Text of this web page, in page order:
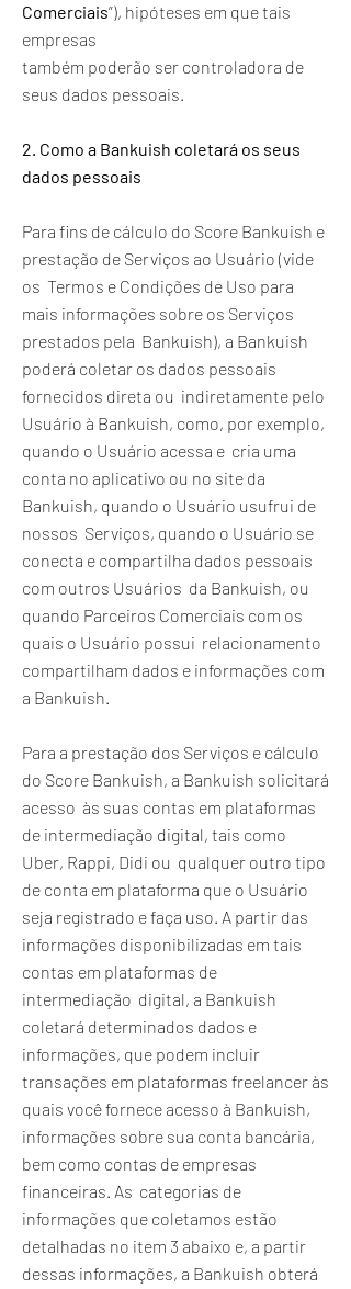
Comerciais”), hipóteses em que tais
empresas
também poderão ser controladora de
seus dados pessoais.
2. Como a Bankuish coletará os seus
dados pessoais
Para fins de cálculo do Score Bankuish e
prestação de Serviços ao Usuário (vide
os Termos e Condições de Uso para
mais informações sobre os Serviços
prestados pela Bankuish), a Bankuish
poderá coletar os dados pessoais
fornecidos direta ou indiretamente pelo
Usuário à Bankuish, como, por exemplo,
quando o Usuário acessa e cria uma
conta no aplicativo ou no site da
Bankuish, quando o Usuário usufrui de
nossos Serviços, quando o Usuário se
conecta e compartilha dados pessoais
com outros Usuários da Bankuish, ou
quando Parceiros Comerciais com os
quais o Usuário possui relacionamento
compartilham dados e informações com
a Bankuish.
Para a prestação dos Serviços e cálculo
do Score Bankuish, a Bankuish solicitará
acesso às suas contas em plataformas
de intermediação digital, tais como
Uber, Rappi, Didi ou qualquer outro tipo
de conta em plataforma que o Usuário
seja registrado e faça uso. A partir das
informações disponibilizadas em tais
contas em plataformas de
intermediação digital, a Bankuish
coletará determinados dados e
informações, que podem incluir
transações em plataformas freelancer às
quais você fornece acesso à Bankuish,
informações sobre sua conta bancária,
bem como contas de empresas
financeiras. As categorias de
informações que coletamos estão
detalhadas no item 3 abaixo e, a partir
dessas informações, a Bankuish obterá